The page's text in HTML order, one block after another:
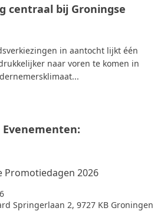
centraal bij Groningse
in aantocht lijkt één
naar voren te komen in
Evenementen:
Promotiedagen 2026
Springerlaan 2, 9727 KB Groningen